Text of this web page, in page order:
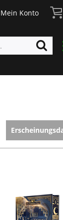
Mein Konto